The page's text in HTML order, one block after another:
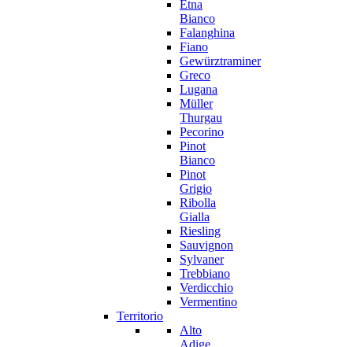
Etna
Bianco
Falanghina
Fiano
Gewürztraminer
Greco
Lugana
Müller
Thurgau
Pecorino
Pinot
Bianco
Pinot
Grigio
Ribolla
Gialla
Riesling
Sauvignon
Sylvaner
Trebbiano
Verdicchio
Vermentino
Territorio
Alto
Adige